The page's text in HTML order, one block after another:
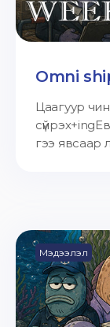
Omni
Цаагуур
гээ явсаар
Мэдээлэл